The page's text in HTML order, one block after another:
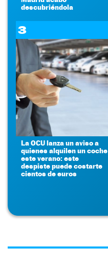
descubriéndola
3
La OCU lanza un aviso a
quienes alquilen un coche
este verano: este
despiste puede costarte
cientos de euros